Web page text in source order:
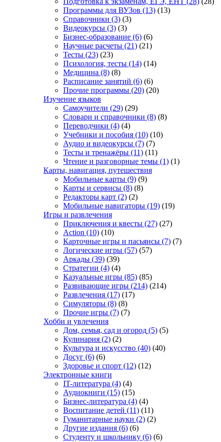
Программы для ВУЗов (13) (13)
Справочники (3) (3)
Видеокурсы (3) (3)
Бизнес-образование (6) (6)
Научные расчеты (21) (21)
Тесты (23) (23)
Психология, тесты (14) (14)
Медицина (8) (8)
Расписание занятий (6) (6)
Прочие программы (20) (20)
Изучение языков
Самоучители (29) (29)
Словари и справочники (8) (8)
Переводчики (4) (4)
Учебники и пособия (10) (10)
Аудио и видеокурсы (7) (7)
Тесты и тренажёры (11) (11)
Чтение и разговорные темы (1) (1)
Карты, навигация, путешествия
Мобильные карты (9) (9)
Карты и сервисы (8) (8)
Редакторы карт (2) (2)
Мобильные навигаторы (19) (19)
Игры и развлечения
Приключения и квесты (27) (27)
Action (10) (10)
Карточные игры и пасьянсы (7) (7)
Логические игры (57) (57)
Аркады (39) (39)
Стратегии (4) (4)
Казуальные игры (85) (85)
Развивающие игры (214) (214)
Развлечения (17) (17)
Симуляторы (8) (8)
Прочие игры (7) (7)
Хобби и увлечения
Дом, семья, сад и огород (5) (5)
Кулинария (2) (2)
Культура и искусство (40) (40)
Досуг (6) (6)
Здоровье и спорт (12) (12)
Электронные книги
IT-литература (4) (4)
Аудиокниги (15) (15)
Бизнес-литература (4) (4)
Воспитание детей (11) (11)
Гуманитарные науки (2) (2)
Другие издания (6) (6)
Студенту и школьнику (6) (6)